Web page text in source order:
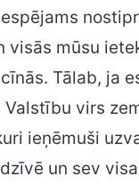
visās mūsu
Tālab, ja
virs
ieņēmuši
un sev